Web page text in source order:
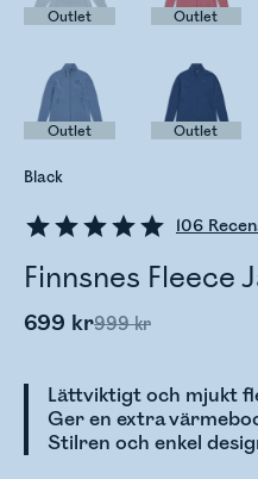
106
Finnsnes Fleece
699 kr999 kr
Lättviktigt och mjukt
Ger en extra
Stilren och enkel
Black
Outlet Outlet
Outlet Outlet